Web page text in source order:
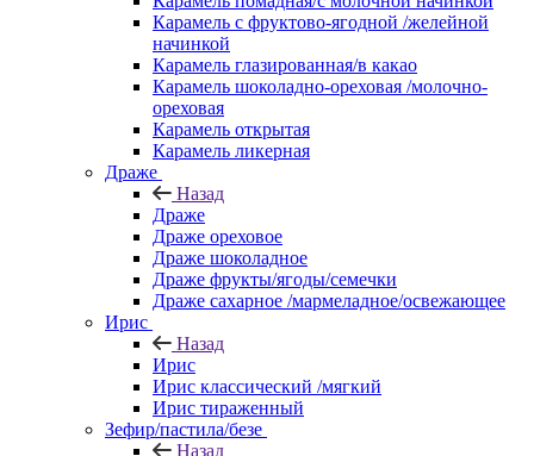
Карамель с фруктово-ягодной /желейной
начинкой
Карамель глазированная/в какао
Карамель шоколадно-ореховая /молочно-
ореховая
Карамель открытая
Карамель ликерная
Драже
Назад
Драже
Драже ореховое
Драже шоколадное
Драже фрукты/ягоды/семечки
Драже сахарное /мармеладное/освежающее
Ирис
Назад
Ирис
Ирис классический /мягкий
Ирис тираженный
Зефир/пастила/безе
Назад